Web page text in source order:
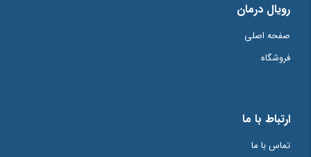
رویال درمان
صفحه اصلی
فروشگاه
ارتباط با ما
تماس با ما